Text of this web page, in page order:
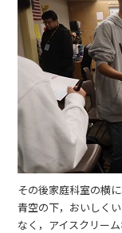
その後家庭科室の横
青空の下，おいしく
なく，アイスクリー